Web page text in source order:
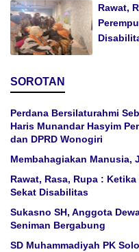
Rawat,
SOROTAN
Perdana Bersilaturahmi
Haris Munandar Hasyim
dan DPRD Wonogiri
Membahagiakan Manusia,
Rawat, Rasa, Rupa :
Sekat Disabilitas
Sukasno SH, Anggota
Seniman Bergabung
SD Muhammadiyah PK